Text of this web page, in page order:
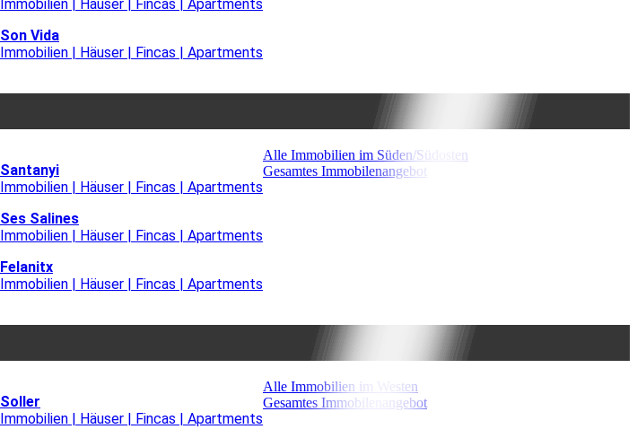
Immobilien | Häuser | Fincas | Apartments
Son Vida
Immobilien | Häuser | Fincas | Apartments
Santanyi
Immobilien | Häuser | Fincas | Apartments
Ses Salines
Immobilien | Häuser | Fincas | Apartments
Felanitx
Immobilien | Häuser | Fincas | Apartments
Alle Immobilien im Süden/Südosten
Gesamtes Immobilenangebot
Soller
Immobilien | Häuser | Fincas | Apartments
Alle Immobilien im Westen
Gesamtes Immobilenangebot